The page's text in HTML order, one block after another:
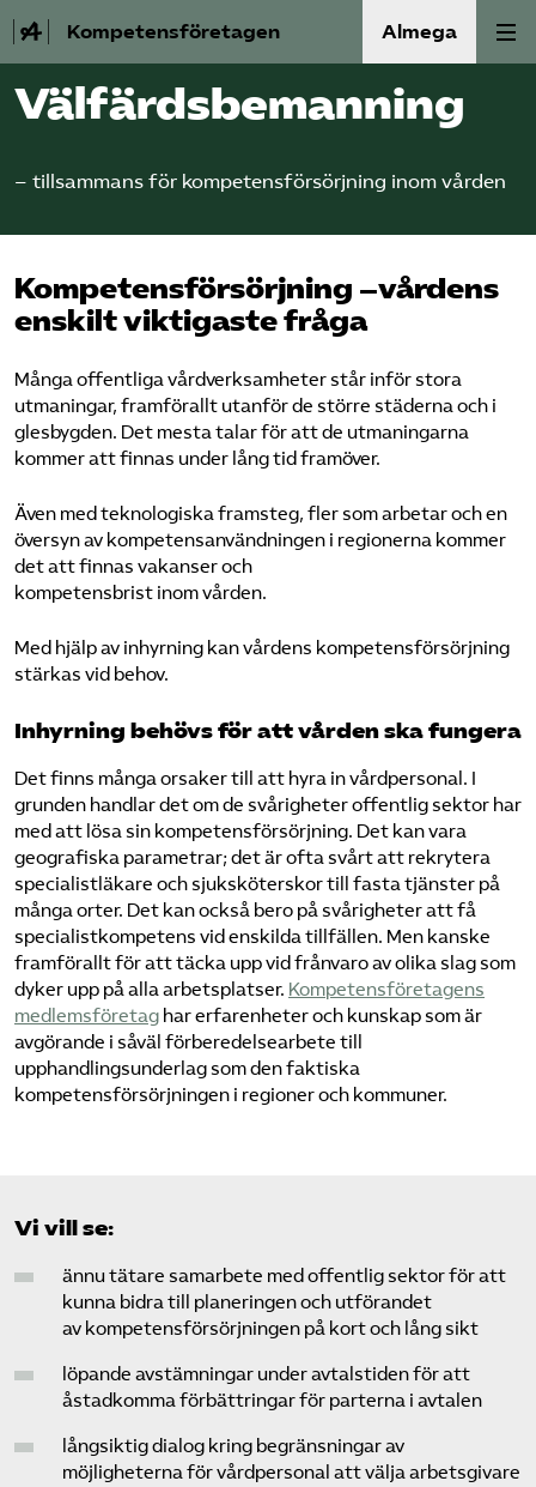
Kompetensföretagen Almega
Aktuellt
A-Ö
Auktorisation
Medlemskap
Våra frågor
Kurser och aktiviteter
Omsättningsstatistik
Mina sidor
Bli medlem
Logga in på Arbetsgivarguiden
Sök på kompetensforetagen.se
In english
Välfärdsbemanning
– tillsammans för kompetensförsörjning inom vården
Kompetensförsörjning –vårdens
enskilt viktigaste fråga
Många offentliga vårdverksamheter står inför stora
utmaningar, framförallt utanför de större städerna och i
glesbygden. Det mesta talar för att de utmaningarna
kommer att finnas under lång tid framöver.
Även med teknologiska framsteg, fler som arbetar och en
översyn av kompetensanvändningen i regionerna kommer
det att finnas vakanser och
kompetensbrist inom vården.
Med hjälp av inhyrning kan vårdens kompetensförsörjning
stärkas vid behov.
Inhyrning behövs för att vården ska fungera
Det finns många orsaker till att hyra in vårdpersonal. I
grunden handlar det om de svårigheter offentlig sektor har
med att lösa sin kompetensförsörjning. Det kan vara
geografiska parametrar; det är ofta svårt att rekrytera
specialistläkare och sjuksköterskor till fasta tjänster på
många orter. Det kan också bero på svårigheter att få
specialistkompetens vid enskilda tillfällen. Men kanske
framförallt för att täcka upp vid frånvaro av olika slag som
dyker upp på alla arbetsplatser. Kompetens­företagens
medlemsföretag har erfarenheter och kunskap som är
avgörande i såväl förberedelsearbete till
upphandlingsunderlag som den faktiska
kompetensförsörjningen i regioner och kommuner.
Vi vill se:
ännu tätare samarbete med offentlig sektor för att
kunna bidra till planeringen och utförandet
av kompetensförsörjningen på kort och lång sikt
löpande avstämningar under avtalstiden för att
åstadkomma förbättringar för parterna i avtalen
långsiktig dialog kring begränsningar av
möjligheterna för vårdpersonal att välja arbetsgivare